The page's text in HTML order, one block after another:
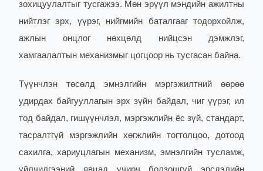
зохицуулалтыг тусгажээ. Мөн эрүүл мэндийн ажилтны
нийтлэг эрх, үүрэг, нийгмийн баталгааг тодорхойлж,
ажлын онцлог нөхцөлд нийцсэн дэмжлэг,
хамгаалалтын механизмыг цогцоор нь тусгасан байна.
Түүнчлэн төсөлд эмнэлгийн мэргэжилтний өөрөө
удирдах байгууллагын эрх зүйн байдал, чиг үүрэг, ил
тод байдал, гишүүнчлэл, мэргэжлийн ёс зүй, стандарт,
тасралтгүй мэргэжлийн хөгжлийн тогтолцоо, дотоод
сахилга, хариуцлагын механизм, эмнэлгийн тусламж,